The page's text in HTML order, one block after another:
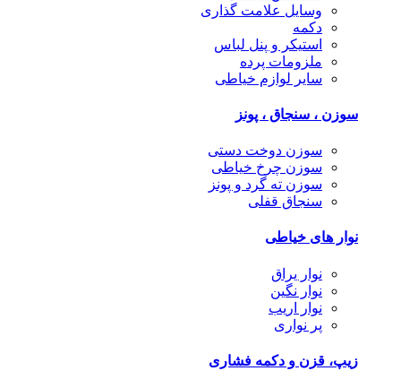
وسایل علامت گذاری
دکمه
استیکر و پنل لباس
ملزومات پرده
سایر لوازم خیاطی
سوزن ، سنجاق ، پونز
سوزن دوخت دستی
سوزن چرخ خیاطی
سوزن ته گرد و پونز
سنجاق قفلی
نوار های خیاطی
نوار یراق
نوار نگین
نوار اریب
پر نواری
زیپ، قزن و دکمه فشاری